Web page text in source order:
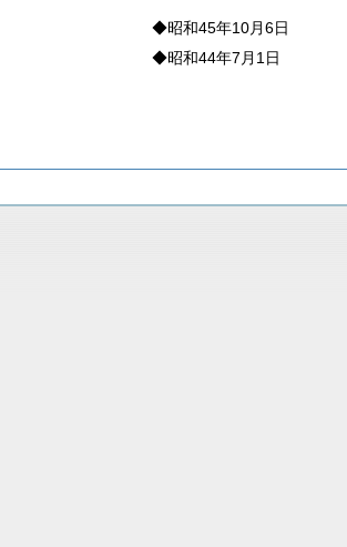
◆昭和45年10月6日
◆昭和44年7月1日